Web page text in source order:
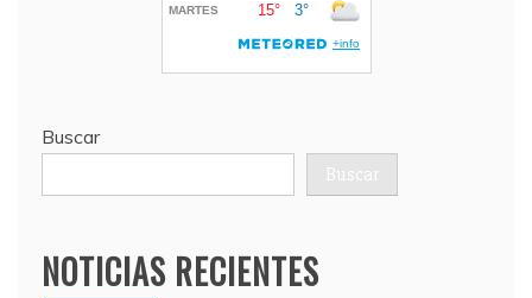
Buscar
Buscar
NOTICIAS RECIENTES